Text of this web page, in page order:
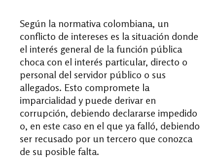
Según la normativa colombiana, un
conflicto de intereses es la situación donde
el interés general de la función pública
choca con el interés particular, directo o
personal del servidor público o sus
allegados. Esto compromete la
imparcialidad y puede derivar en
corrupción, debiendo declararse impedido
o, en este caso en el que ya falló, debiendo
ser recusado por un tercero que conozca
de su posible falta.